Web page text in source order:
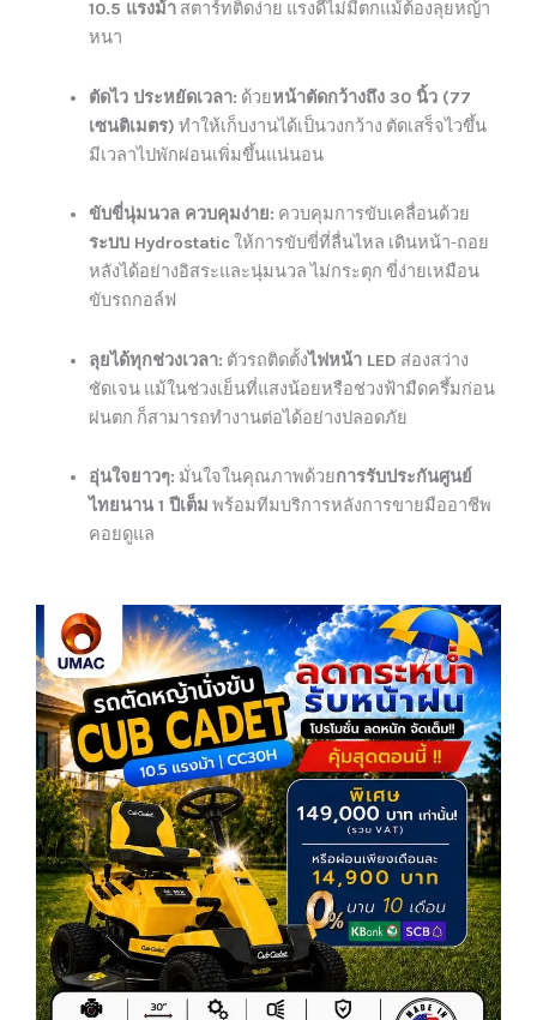
10.5 แรงม้าสตาร์ทติดง่าย แรงดีไม่มีตกแม้ต้องลุยหญ้า
หนา
ตัดไว ประหยัดเวลา: ด้วยหน้าตัดกว้างถึง 30 นิ้ว (77
เซนติเมตร) ทำให้เก็บงานได้เป็นวงกว้าง ตัดเสร็จไวขึ้น
มีเวลาไปพักผ่อนเพิ่มขึ้นแน่นอน
ขับขี่นุ่มนวล ควบคุมง่าย: ควบคุมการขับเคลื่อนด้วย
ระบบ Hydrostaticให้การขับขี่ที่ลื่นไหล เดินหน้า-ถอย
หลังได้อย่างอิสระและนุ่มนวล ไม่กระตุก ขี่ง่ายเหมือน
ขับรถกอล์ฟ
ลุยได้ทุกช่วงเวลา: ตัวรถติดตั้งไฟหน้า LED ส่องสว่าง
ชัดเจน แม้ในช่วงเย็นที่แสงน้อยหรือช่วงฟ้ามืดครึ้มก่อน
ฝนตก ก็สามารถทำงานต่อได้อย่างปลอดภัย
อุ่นใจยาวๆ: มั่นใจในคุณภาพด้วยการรับประกันศูนย์
ไทยนาน 1 ปีเต็ม พร้อมทีมบริการหลังการขายมืออาชีพ
คอยดูแล